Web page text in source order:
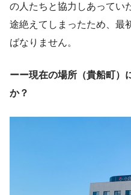
の人たちと協力しあってい
途絶えてしまったため、最
ばなりません。
ーー現在の場所（貴船町）
か？